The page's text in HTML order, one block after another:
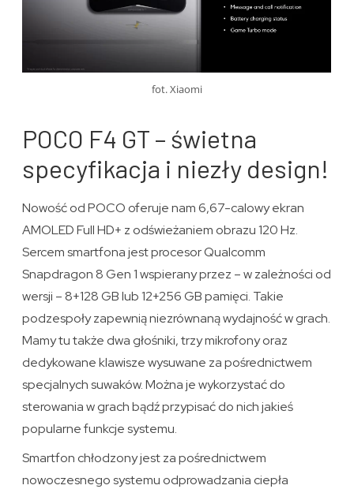
fot. Xiaomi
POCO F4 GT – świetna
specyfikacja i niezły design!
Nowość od POCO oferuje nam 6,67-calowy ekran
AMOLED Full HD+ z odświeżaniem obrazu 120 Hz.
Sercem smartfona jest procesor Qualcomm
Snapdragon 8 Gen 1 wspierany przez – w zależności od
wersji – 8+128 GB lub 12+256 GB pamięci. Takie
podzespoły zapewnią niezrównaną wydajność w grach.
Mamy tu także dwa głośniki, trzy mikrofony oraz
dedykowane klawisze wysuwane za pośrednictwem
specjalnych suwaków. Można je wykorzystać do
sterowania w grach bądź przypisać do nich jakieś
popularne funkcje systemu.
Smartfon chłodzony jest za pośrednictwem
nowoczesnego systemu odprowadzania ciepła